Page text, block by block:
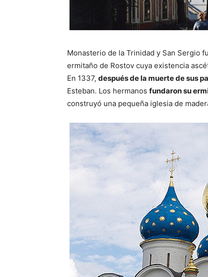
Monasterio de la Trinidad y San Sergio
ermitaño de Rostov cuya existencia
En 1337, después de la muerte de sus
Esteban. Los hermanos fundaron su
construyó una pequeña iglesia de